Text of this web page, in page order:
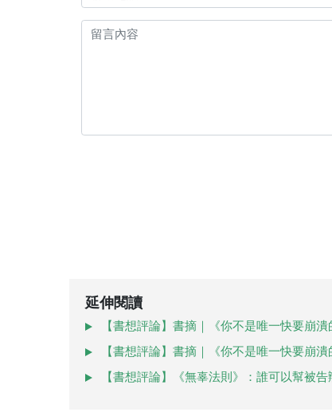
延伸閱讀
【書想評論】書摘｜《你不是唯一快要崩
【書想評論】書摘｜《你不是唯一快要崩
【書想評論】《無辜法則》：誰可以幫被告